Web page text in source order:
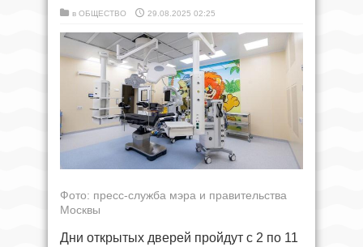
в ОБЩЕСТВО 29.08.2025 02:25
Фото: пресс-служба мэра и правительства
Москвы
Дни открытых дверей пройдут с 2 по 11